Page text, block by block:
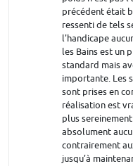
précédent était
ressenti de tels
l'handicape
les Bains est un
standard mais
importante. Les
sont prises en
réalisation est
plus
absolument
contrairement
jusqu’à